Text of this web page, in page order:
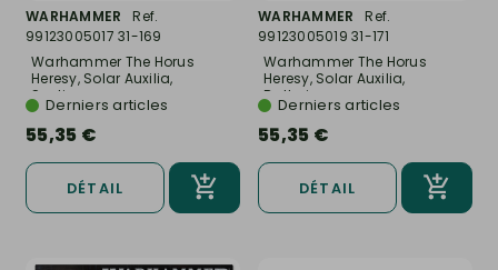
WARHAMMER
Ref.
99123005017 31-169
Warhammer The Horus
Heresy, Solar Auxilia,
Section...
Derniers articles
55,35 €
DÉTAIL
WARHAMMER
Ref.
99123005019 31-171
Warhammer The Horus
Heresy, Solar Auxilia,
Batterie...
Derniers articles
55,35 €
DÉTAIL